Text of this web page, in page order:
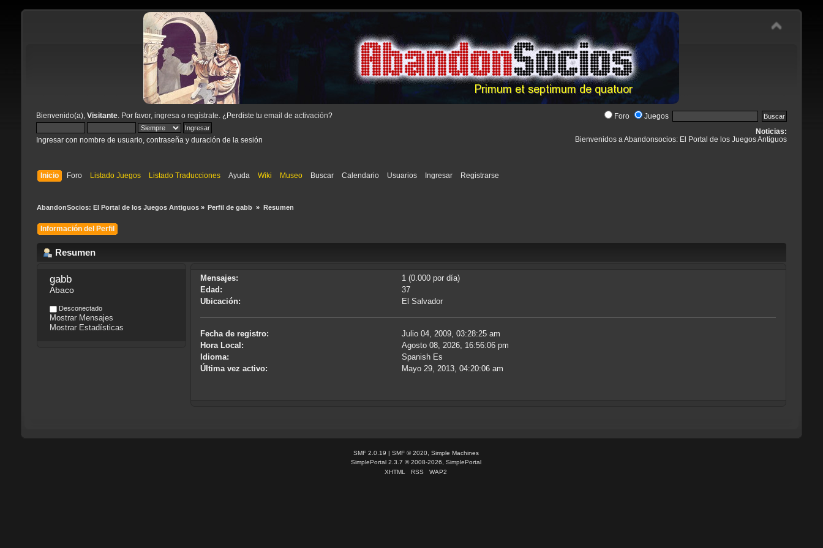
Bienvenido(a), Visitante. Por favor, ingresa o regístrate . ¿Perdiste tu email de activación?
Ingresar con nombre de usuario, contraseña y duración de la sesión
Foro Juegos
Noticias:
Bienvenidos a Abandonsocios: El Portal de los Juegos Antiguos
Inicio Foro Listado Juegos Listado Traducciones Ayuda Wiki Museo Buscar Calendario Usuarios Ingresar Registrarse
AbandonSocios: El Portal de los Juegos Antiguos» Perfil de gabb » Resumen
Información del Perfil
Resumen
gabb
Ábaco
Desconectado
Mostrar Mensajes
Mostrar Estadísticas
Mensajes:
1 (0.000 por día)
Edad:
37
Ubicación:
El Salvador
Fecha de registro:
Julio 04, 2009, 03:28:25 am
Hora Local:
Agosto 08, 2026, 16:56:06 pm
Idioma:
Spanish Es
Última vez activo:
Mayo 29, 2013, 04:20:06 am
SMF 2.0.19 | SMF © 2020, Simple Machines
SimplePortal 2.3.7 © 2008-2026, SimplePortal
XHTML
RSS WAP2